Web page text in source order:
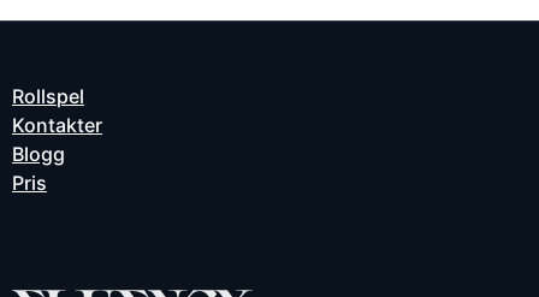
Rollspel
Kontakter
Blogg
Pris